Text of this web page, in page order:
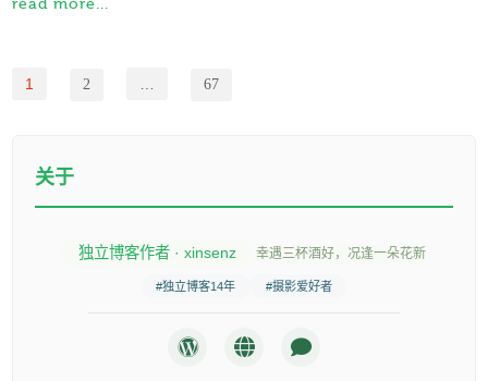
read more...
1 2 67
关于
独立博客作者 · xinsenz 幸遇三杯酒好，况逢一朵花新
#独立博客14年 #摄影爱好者